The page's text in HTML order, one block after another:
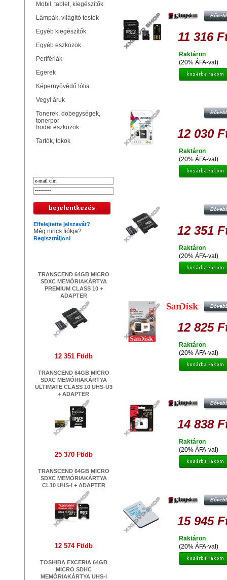
Mobil, tablet, kiegészítők
Lámpák, világító testek
Egyéb kiegészítők
Egyéb eszközök
Perifériák
Egerek
Képernyővédő fólia
Vegyi áruk
Tonerek, dobegységek,
tonerpor
Irodai eszközök
Tartók, tokok
Elfelejtette jelszavát?
Még nincs fiókja?
Regisztráljon!
TRANSCEND 64GB MICRO
SDXC MEMÓRIAKÁRTYA
PREMIUM CLASS 10 +
ADAPTER
12 351 Ft/db
TRANSCEND 64GB MICRO
SDXC MEMÓRIAKÁRTYA
ULTIMATE CLASS 10 UHS-U3
+ ADAPTER
25 370 Ft/db
TRANSCEND 64GB MICRO
SDXC MEMÓRIAKÁRTYA
CL10 UHS-I + ADAPTER
12 574 Ft/db
TOSHIBA EXCERIA 64GB
MICRO SDHC
MEMÓRIAKÁRTYA UHS-I
ADAPTER + OLVASÓ)
11 316
(20% ÁFA-val)
Raktáron
12 030
(20% ÁFA-val)
Raktáron
12 351
(20% ÁFA-val)
Raktáron
+ADAPTER
12 825
(20% ÁFA-val)
Raktáron
14 838
(20% ÁFA-val)
Raktáron
U3 (90/45 MB/S)
15 945
(20% ÁFA-val)
Raktáron